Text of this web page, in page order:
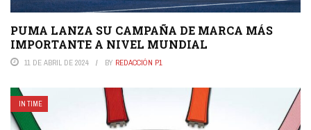
PUMA LANZA SU CAMPAÑA DE MARCA MÁS
IMPORTANTE A NIVEL MUNDIAL
11 DE ABRIL DE 2024 BY REDACCIÓN P1
IN TIME